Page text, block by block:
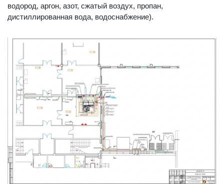
водород, аргон, азот, сжатый воздух, пропан,
дистиллированная вода, водоснабжение).